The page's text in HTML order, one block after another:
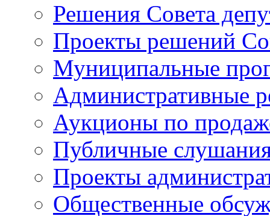
Решения Совета
Проекты решений
Муниципальные
Административные
Аукционы по
Публичные
Проекты
Общественные